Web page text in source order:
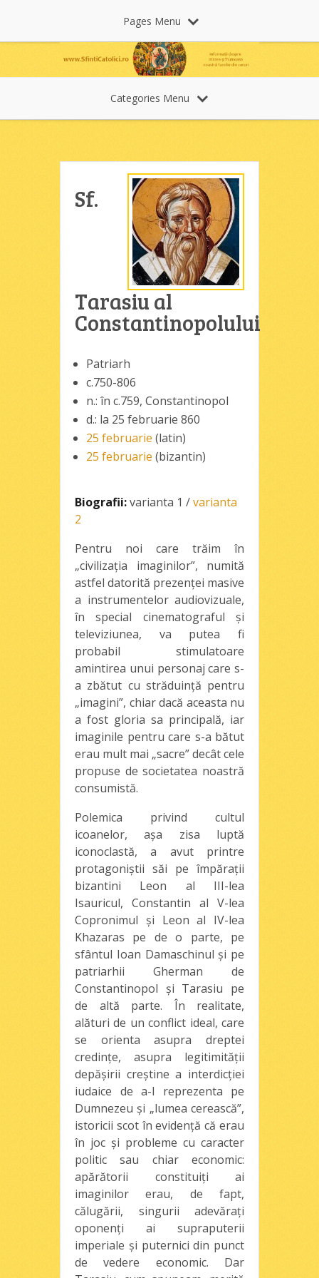
Pages Menu
Categories Menu
Sf.
Tarasiu al
Constantinopolului
Patriarh
c.750-806
n.: în c.759, Constantinopol
d.: la 25 februarie 860
25 februarie (latin)
25 februarie (bizantin)
Biografii:varianta 1 /varianta
2
Pentru noi care trăim în
„civilizaţia imaginilor”, numită
astfel datorită prezenţei masive
a instrumentelor audiovizuale,
în special cinematograful şi
televiziunea, va putea fi
probabil stimulatoare
amintirea unui personaj care s-
a zbătut cu străduinţă pentru
„imagini”, chiar dacă aceasta nu
a fost gloria sa principală, iar
imaginile pentru care s-a bătut
erau mult mai „sacre” decât cele
propuse de societatea noastră
consumistă.
Polemica privind cultul
icoanelor, aşa zisa luptă
iconoclastă, a avut printre
protagoniştii săi pe împăraţii
bizantini Leon al III-lea
Isauricul, Constantin al V-lea
Copronimul şi Leon al IV-lea
Khazaras pe de o parte, pe
sfântul Ioan Damaschinul şi pe
patriarhii Gherman de
Constantinopol şi Tarasiu pe
de altă parte. În realitate,
alături de un conflict ideal, care
se orienta asupra dreptei
credinţe, asupra legitimităţii
depăşirii creştine a interdicţiei
iudaice de a-l reprezenta pe
Dumnezeu şi „lumea cerească”,
istoricii scot în evidenţă că erau
în joc şi probleme cu caracter
politic sau chiar economic:
apărătorii constituiţi ai
imaginilor erau, de fapt,
călugării, singurii adevăraţi
oponenţi ai supraputerii
imperiale şi puternici din punct
de vedere economic. Dar